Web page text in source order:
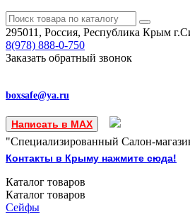
295011, Россия, Республика Крым
8(978) 888-0-750
Заказать обратный звонок
boxsafe@ya.ru
Написать в MAX
"Специализированный Салон-
Контакты в Крыму нажмите сюда!
Каталог товаров
Каталог товаров
Сейфы